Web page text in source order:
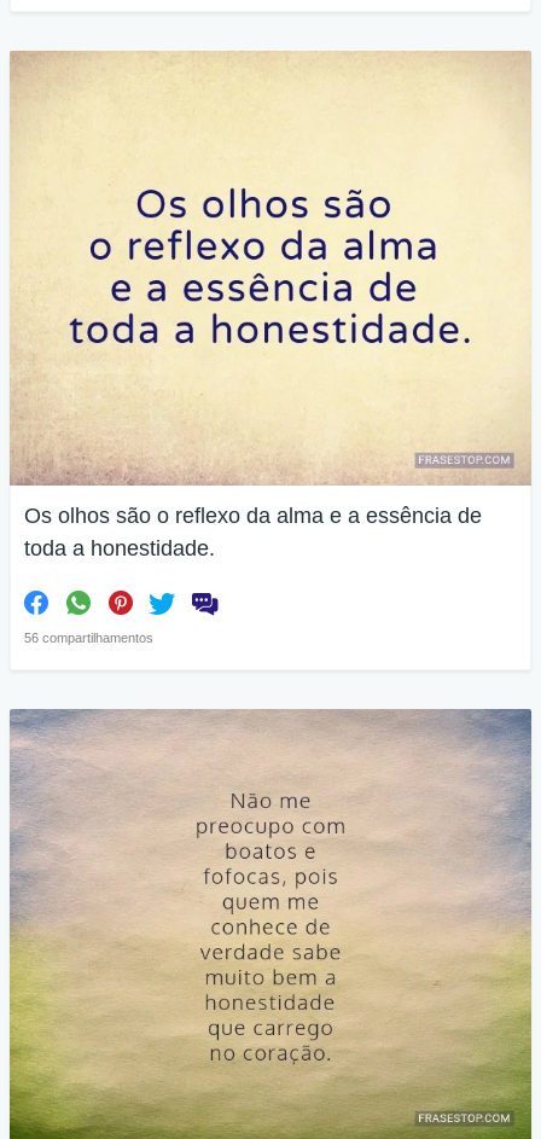
Os olhos são o reflexo da alma e a essência de
toda a honestidade.
56 compartilhamentos